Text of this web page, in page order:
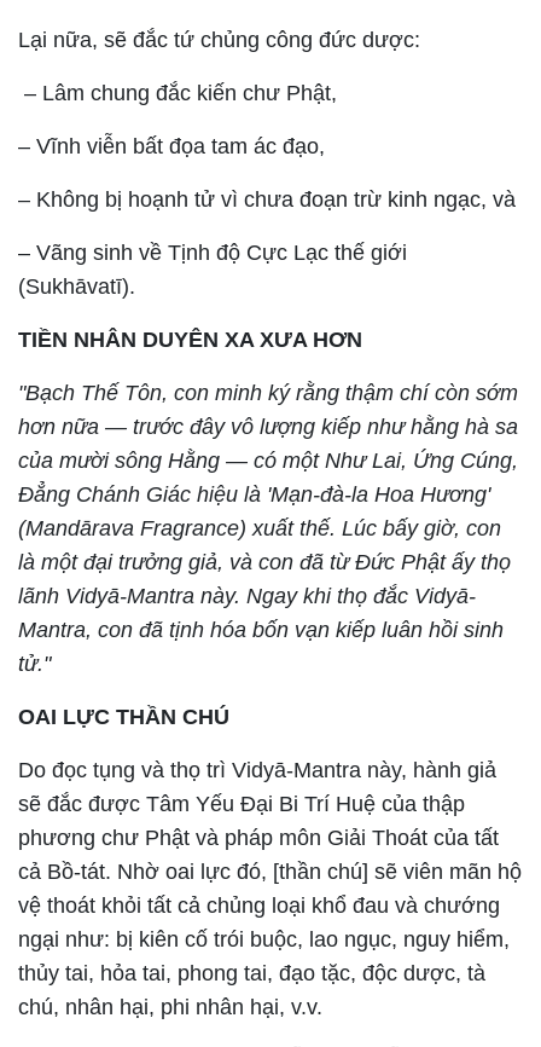
Lại nữa, sẽ đắc tứ chủng công đức dược:
– Lâm chung đắc kiến chư Phật,
– Vĩnh viễn bất đọa tam ác đạo,
– Không bị hoạnh tử vì chưa đoạn trừ kinh ngạc, và
– Vãng sinh về Tịnh độ Cực Lạc thế giới
(Sukhāvatī).
TIỀN NHÂN DUYÊN XA XƯA HƠN
"Bạch Thế Tôn, con minh ký rằng thậm chí còn sớm
hơn nữa — trước đây vô lượng kiếp như hằng hà sa
của mười sông Hằng — có một Như Lai, Ứng Cúng,
Đẳng Chánh Giác hiệu là 'Mạn-đà-la Hoa Hương'
(Mandārava Fragrance) xuất thế. Lúc bấy giờ, con
là một đại trưởng giả, và con đã từ Đức Phật ấy thọ
lãnh Vidyā-Mantra này. Ngay khi thọ đắc Vidyā-
Mantra, con đã tịnh hóa bốn vạn kiếp luân hồi sinh
tử."
OAI LỰC THẦN CHÚ
Do đọc tụng và thọ trì Vidyā-Mantra này, hành giả
sẽ đắc được Tâm Yếu Đại Bi Trí Huệ của thập
phương chư Phật và pháp môn Giải Thoát của tất
cả Bồ-tát. Nhờ oai lực đó, [thần chú] sẽ viên mãn hộ
vệ thoát khỏi tất cả chủng loại khổ đau và chướng
ngại như: bị kiên cố trói buộc, lao ngục, nguy hiểm,
thủy tai, hỏa tai, phong tai, đạo tặc, độc dược, tà
chú, nhân hại, phi nhân hại, v.v.